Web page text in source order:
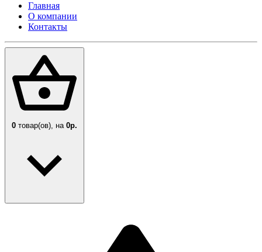
Главная
О компании
Контакты
0 товар(ов), на 0р.